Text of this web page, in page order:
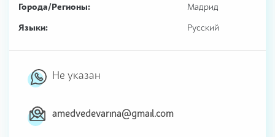
Города/Регионы:
Мадрид
Языки:
Русский
Не указан
amedvedevarina@gmail.com